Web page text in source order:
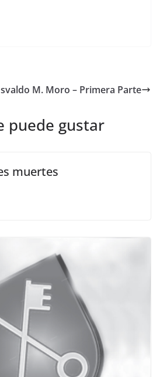
M. Moro – Primera Parte
puede gustar
muertes